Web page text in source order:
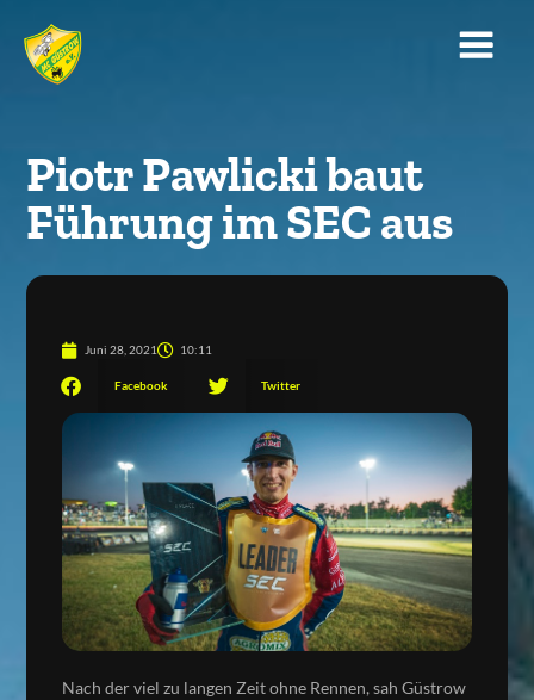
Piotr Pawlicki baut
Führung im SEC aus
Juni 28, 2021 10:11
Facebook Twitter
Nach der viel zu langen Zeit ohne Rennen, sah Güstrow